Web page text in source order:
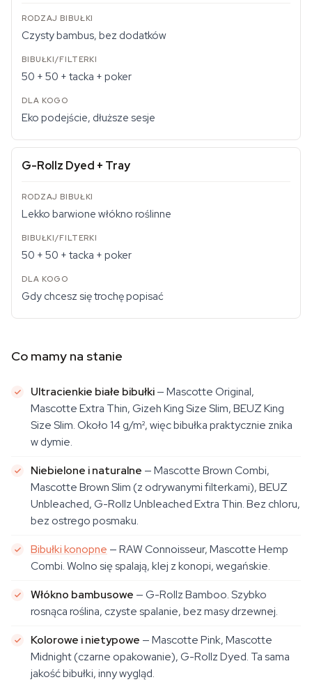
Czysty bambus, bez dodatków
50 + 50 + tacka + poker
Eko podejście, dłuższe sesje
G-Rollz Dyed + Tray
Lekko barwione włókno roślinne
50 + 50 + tacka + poker
Gdy chcesz się trochę popisać
Co mamy na stanie
Ultracienkie białe bibułki— Mascotte Original,
Mascotte Extra Thin, Gizeh King Size Slim, BEUZ King
Size Slim. Około 14 g/m², więc bibułka praktycznie znika
w dymie.
Niebielone i naturalne — Mascotte Brown Combi,
Mascotte Brown Slim (z odrywanymi filterkami), BEUZ
Unbleached, G-Rollz Unbleached Extra Thin. Bez chloru,
bez ostrego posmaku.
Bibułki konopne — RAW Connoisseur, Mascotte Hemp
Combi. Wolno się spalają, klej z konopi, wegańskie.
Włókno bambusowe — G-Rollz Bamboo. Szybko
rosnąca roślina, czyste spalanie, bez masy drzewnej.
Kolorowe i nietypowe — Mascotte Pink, Mascotte
Midnight (czarne opakowanie), G-Rollz Dyed. Ta sama
jakość bibułki, inny wygląd.